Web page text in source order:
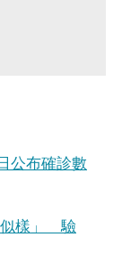
公布確診數
似樣」 驗